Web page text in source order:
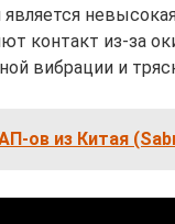
контакт из-за
вибрации и
ов из Китая